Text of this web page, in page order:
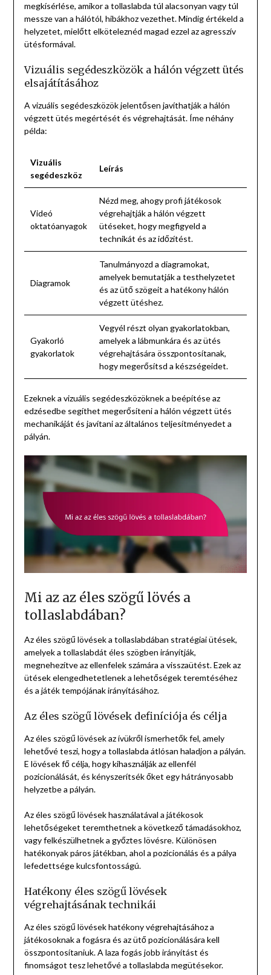
megkísérlése, amikor a tollaslabda túl alacsonyan vagy túl
messze van a hálótól, hibákhoz vezethet. Mindig értékeld a
helyzetet, mielőtt elköteleznéd magad ezzel az agresszív
ütésformával.
Vizuális segédeszközök a hálón végzett ütés
elsajátításához
A vizuális segédeszközök jelentősen javíthatják a hálón
végzett ütés megértését és végrehajtását. Íme néhány
példa:
Vizuális
segédeszköz
Leírás
Videó
oktatóanyagok
Nézd meg, ahogy profi játékosok
végrehajtják a hálón végzett
ütéseket, hogy megfigyeld a
technikát és az időzítést.
Diagramok
Tanulmányozd a diagramokat,
amelyek bemutatják a testhelyzetet
és az ütő szögeit a hatékony hálón
végzett ütéshez.
Gyakorló
gyakorlatok
Vegyél részt olyan gyakorlatokban,
amelyek a lábmunkára és az ütés
végrehajtására összpontosítanak,
hogy megerősítsd a készségeidet.
Ezeknek a vizuális segédeszközöknek a beépítése az
edzésedbe segíthet megerősíteni a hálón végzett ütés
mechanikáját és javítani az általános teljesítményedet a
pályán.
Mi az az éles szögű lövés a
tollaslabdában?
Az éles szögű lövések a tollaslabdában stratégiai ütések,
amelyek a tollaslabdát éles szögben irányítják,
megnehezítve az ellenfelek számára a visszaütést. Ezek az
ütések elengedhetetlenek a lehetőségek teremtéséhez
és a játék tempójának irányításához.
Az éles szögű lövések definíciója és célja
Az éles szögű lövések az ívükről ismerhetők fel, amely
lehetővé teszi, hogy a tollaslabda átlósan haladjon a pályán.
E lövések fő célja, hogy kihasználják az ellenfél
pozicionálását, és kényszerítsék őket egy hátrányosabb
helyzetbe a pályán.
Az éles szögű lövések használatával a játékosok
lehetőségeket teremthetnek a következő támadásokhoz,
vagy felkészülhetnek a győztes lövésre. Különösen
hatékonyak páros játékban, ahol a pozicionálás és a pálya
lefedettsége kulcsfontosságú.
Hatékony éles szögű lövések
végrehajtásának technikái
Az éles szögű lövések hatékony végrehajtásához a
játékosoknak a fogásra és az ütő pozicionálására kell
összpontosítaniuk. A laza fogás jobb irányítást és
finomságot tesz lehetővé a tollaslabda megütésekor.